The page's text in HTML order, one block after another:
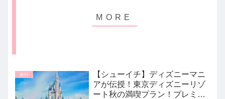
旅行
【シューイチ】ディズニーマニ
アが伝授！東京ディズニーリゾ
ート秋の満喫プラン！プレミア